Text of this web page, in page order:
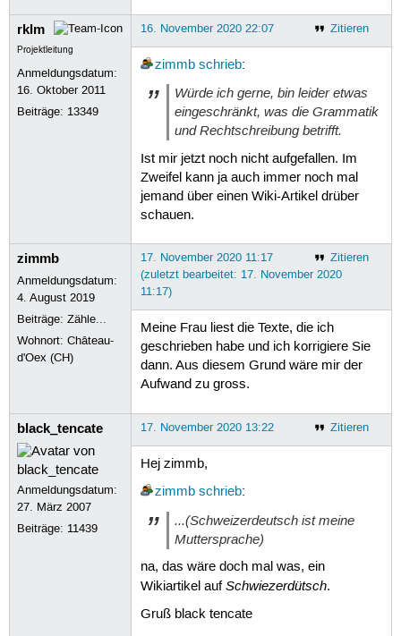
rklm
Projektleitung
Anmeldungsdatum:
16. Oktober 2011
Beiträge: 13349
Zitieren
16. November 2020 22:07
zimmb schrieb:
Würde ich gerne, bin leider etwas
eingeschränkt, was die Grammatik
und Rechtschreibung betrifft.
Ist mir jetzt noch nicht aufgefallen. Im
Zweifel kann ja auch immer noch mal
jemand über einen Wiki-Artikel drüber
schauen.
zimmb
Anmeldungsdatum:
4. August 2019
Beiträge:Zähle...
Wohnort: Château-
d'Oex (CH)
Zitieren
17. November 2020 11:17
(zuletzt bearbeitet: 17. November 2020
11:17)
Meine Frau liest die Texte, die ich
geschrieben habe und ich korrigiere Sie
dann. Aus diesem Grund wäre mir der
Aufwand zu gross.
black_tencate
Anmeldungsdatum:
27. März 2007
Beiträge: 11439
Zitieren
17. November 2020 13:22
Hej zimmb,
zimmb schrieb:
...(Schweizerdeutsch ist meine
Muttersprache)
na, das wäre doch mal was, ein
Wikiartikel aufSchwiezerdütsch.
Gruß black tencate